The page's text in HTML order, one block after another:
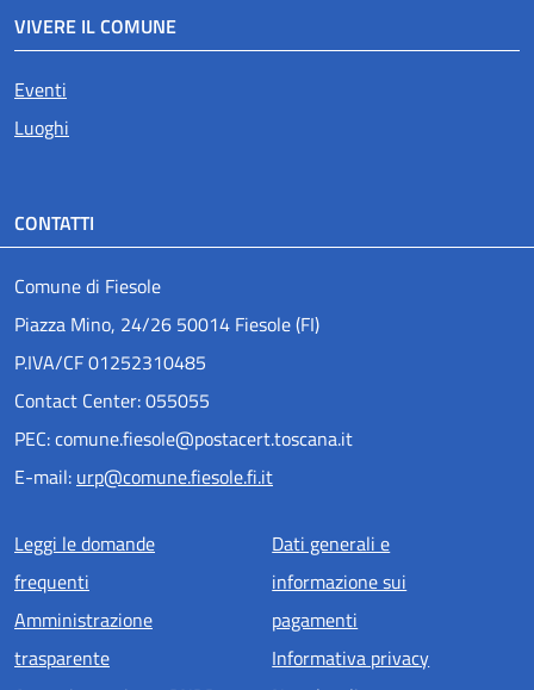
VIVERE IL COMUNE
Eventi
Luoghi
CONTATTI
Comune di Fiesole
Piazza Mino, 24/26 50014 Fiesole (FI)
P.IVA/CF 01252310485
Contact Center: 055055
PEC: comune.fiesole@postacert.toscana.it
E-mail: urp@comune.fiesole.fi.it
Menu piè di pagina
Leggi le domande
frequenti
Amministrazione
trasparente
Dati generali e
informazione sui
pagamenti
Informativa privacy